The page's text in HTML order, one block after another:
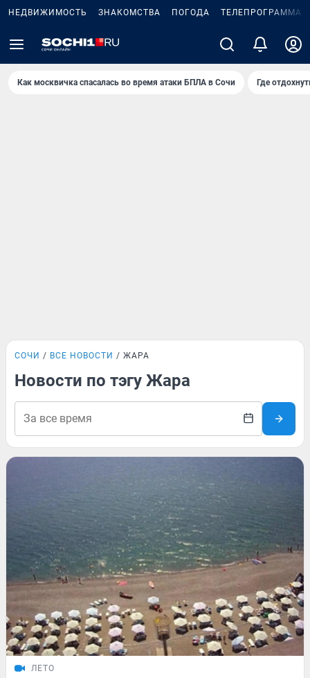
НЕДВИЖИМОСТЬ ЗНАКОМСТВА ПОГОДА ТЕЛЕПРОГРАММА
Как москвичка спасалась во время атаки БПЛА в Сочи Где
СОЧИ ВСЕ НОВОСТИ ЖАРА
Новости по тэгу Жара
ЛЕТО